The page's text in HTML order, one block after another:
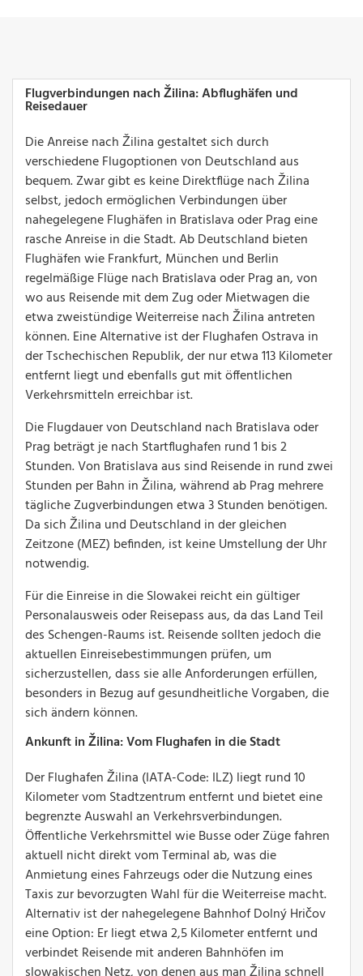
Flugverbindungen nach Žilina: Abflughäfen und
Reisedauer
Die Anreise nach Žilina gestaltet sich durch
verschiedene Flugoptionen von Deutschland aus
bequem. Zwar gibt es keine Direktflüge nach Žilina
selbst, jedoch ermöglichen Verbindungen über
nahegelegene Flughäfen in Bratislava oder Prag eine
rasche Anreise in die Stadt. Ab Deutschland bieten
Flughäfen wie Frankfurt, München und Berlin
regelmäßige Flüge nach Bratislava oder Prag an, von
wo aus Reisende mit dem Zug oder Mietwagen die
etwa zweistündige Weiterreise nach Žilina antreten
können. Eine Alternative ist der Flughafen Ostrava in
der Tschechischen Republik, der nur etwa 113 Kilometer
entfernt liegt und ebenfalls gut mit öffentlichen
Verkehrsmitteln erreichbar ist.
Die Flugdauer von Deutschland nach Bratislava oder
Prag beträgt je nach Startflughafen rund 1 bis 2
Stunden. Von Bratislava aus sind Reisende in rund zwei
Stunden per Bahn in Žilina, während ab Prag mehrere
tägliche Zugverbindungen etwa 3 Stunden benötigen.
Da sich Žilina und Deutschland in der gleichen
Zeitzone (MEZ) befinden, ist keine Umstellung der Uhr
notwendig.
Für die Einreise in die Slowakei reicht ein gültiger
Personalausweis oder Reisepass aus, da das Land Teil
des Schengen-Raums ist. Reisende sollten jedoch die
aktuellen Einreisebestimmungen prüfen, um
sicherzustellen, dass sie alle Anforderungen erfüllen,
besonders in Bezug auf gesundheitliche Vorgaben, die
sich ändern können.
Ankunft in Žilina: Vom Flughafen in die Stadt
Der Flughafen Žilina (IATA-Code: ILZ) liegt rund 10
Kilometer vom Stadtzentrum entfernt und bietet eine
begrenzte Auswahl an Verkehrsverbindungen.
Öffentliche Verkehrsmittel wie Busse oder Züge fahren
aktuell nicht direkt vom Terminal ab, was die
Anmietung eines Fahrzeugs oder die Nutzung eines
Taxis zur bevorzugten Wahl für die Weiterreise macht.
Alternativ ist der nahegelegene Bahnhof Dolný Hričov
eine Option: Er liegt etwa 2,5 Kilometer entfernt und
verbindet Reisende mit anderen Bahnhöfen im